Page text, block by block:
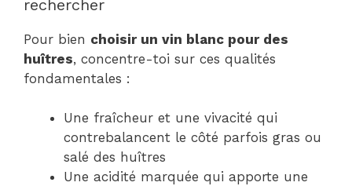
rechercher
Pour bien choisir un vin blanc pour des
huîtres, concentre-toi sur ces qualités
fondamentales :
Une fraîcheur et une vivacité qui
contrebalancent le côté parfois gras ou
salé des huîtres
Une acidité marquée qui apporte une